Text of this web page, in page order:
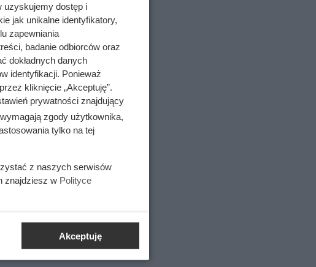
więc nie jest
uzyskujemy dostęp i
jak unikalne identyfikatory,
zapewniania
badanie odbiorców oraz
dokładnych danych
identyfikacji. Ponieważ
kliknięcie „Akceptuję”.
prywatności znajdujący
zgody użytkownika,
tylko na tej
z naszych serwisów
znajdziesz w Polityce
Akceptuję